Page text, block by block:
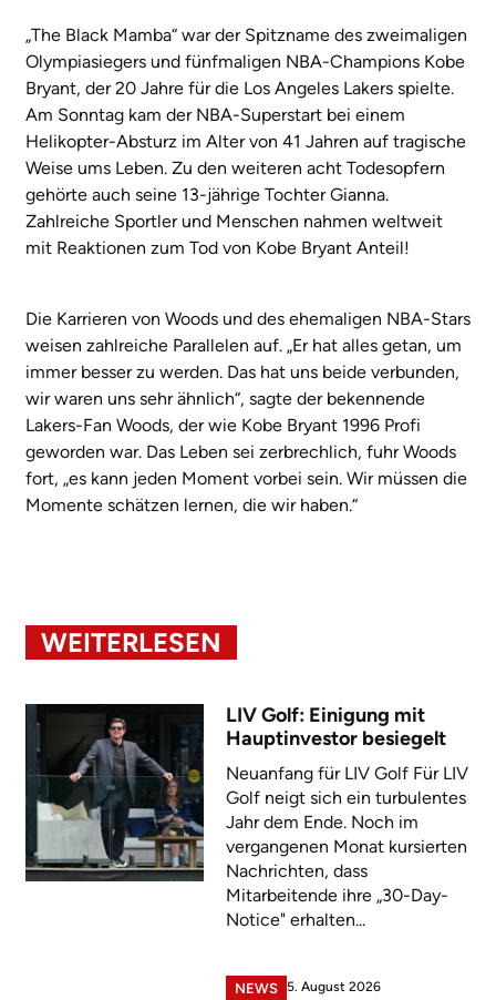
„The Black Mamba“ war der Spitzname des zweimaligen
Olympiasiegers und fünfmaligen NBA-Champions Kobe
Bryant, der 20 Jahre für die Los Angeles Lakers spielte.
Am Sonntag kam der NBA-Superstart bei einem
Helikopter-Absturz im Alter von 41 Jahren auf tragische
Weise ums Leben. Zu den weiteren acht Todesopfern
gehörte auch seine 13-jährige Tochter Gianna.
Zahlreiche Sportler und Menschen nahmen weltweit
mit Reaktionen zum Tod von Kobe Bryant Anteil!
Die Karrieren von Woods und des ehemaligen NBA-Stars
weisen zahlreiche Parallelen auf. „Er hat alles getan, um
immer besser zu werden. Das hat uns beide verbunden,
wir waren uns sehr ähnlich“, sagte der bekennende
Lakers-Fan Woods, der wie Kobe Bryant 1996 Profi
geworden war. Das Leben sei zerbrechlich, fuhr Woods
fort, „es kann jeden Moment vorbei sein. Wir müssen die
Momente schätzen lernen, die wir haben.“
WEITERLESEN
LIV Golf: Einigung mit
Hauptinvestor besiegelt
Neuanfang für LIV Golf Für LIV
Golf neigt sich ein turbulentes
Jahr dem Ende. Noch im
vergangenen Monat kursierten
Nachrichten, dass
Mitarbeitende ihre „30-Day-
Notice" erhalten...
NEWS 5. August 2026